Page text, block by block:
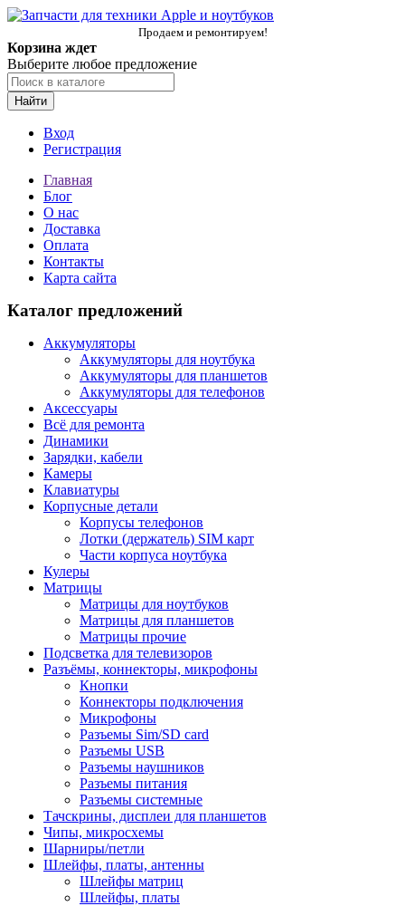
Продаем и ремонтируем!
Корзина ждет
Выберите любое предложение
Найти
Вход
Регистрация
Главная
Блог
О нас
Доставка
Оплата
Контакты
Карта сайта
Каталог предложений
Аккумуляторы
Аккумуляторы для ноутбука
Аккумуляторы для планшетов
Аккумуляторы для телефонов
Аксессуары
Всё для ремонта
Динамики
Зарядки, кабели
Камеры
Клавиатуры
Корпусные детали
Корпусы телефонов
Лотки (держатель) SIM карт
Части корпуса ноутбука
Кулеры
Матрицы
Матрицы для ноутбуков
Матрицы для планшетов
Матрицы прочие
Подсветка для телевизоров
Разъёмы, коннекторы, микрофоны
Кнопки
Коннекторы подключения
Микрофоны
Разъемы Sim/SD card
Разъемы USB
Разъемы наушников
Разъемы питания
Разъемы системные
Тачскрины, дисплеи для планшетов
Чипы, микросхемы
Шарниры/петли
Шлейфы, платы, антенны
Шлейфы матриц
Шлейфы, платы